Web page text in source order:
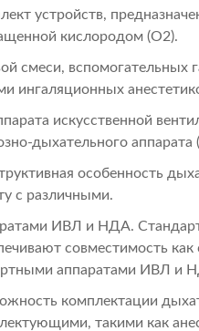
устройств,
кислородом (О2).
смеси, вспомогательных
ингаляционных
искусственной
дыхательного
особенность
с различными.
ИВЛ и НДА.
совместимость как
аппаратами ИВЛ и
комплектации
такими как